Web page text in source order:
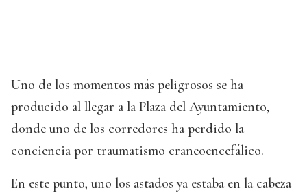
Uno de los momentos más peligrosos se ha
producido al llegar a la Plaza del Ayuntamiento,
donde uno de los corredores ha perdido la
conciencia por traumatismo craneoencefálico.
En este punto, uno los astados ya estaba en la cabeza